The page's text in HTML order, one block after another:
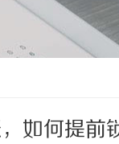
如何提